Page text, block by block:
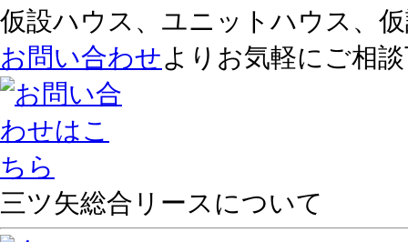
仮設ハウス、ユニットハウス、
お問い合わせよりお気軽にご相
三ツ矢総合リースについて